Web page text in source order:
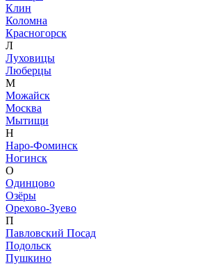
Клин
Коломна
Красногорск
Л
Луховицы
Люберцы
М
Можайск
Москва
Мытищи
Н
Наро-Фоминск
Ногинск
О
Одинцово
Озёры
Орехово-Зуево
П
Павловский Посад
Подольск
Пушкино